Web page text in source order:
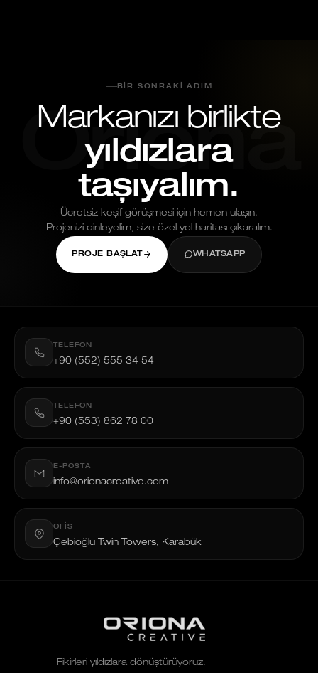
Oriona
BIR SONRAKI ADIM
Markanızı birlikte
yıldızlara
taşıyalım.
Ücretsiz keşif görüşmesi için hemen ulaşın.
Projenizi dinleyelim, size özel yol haritası çıkaralım.
PROJE BAŞLAT WHATSAPP
TELEFON
+90 (552) 555 34 54
TELEFON
+90 (553) 862 78 00
E-POSTA
info@orionacreative.com
OFIS
Çebioğlu Twin Towers, Karabük
Fikirleri yıldızlara dönüştürüyoruz.